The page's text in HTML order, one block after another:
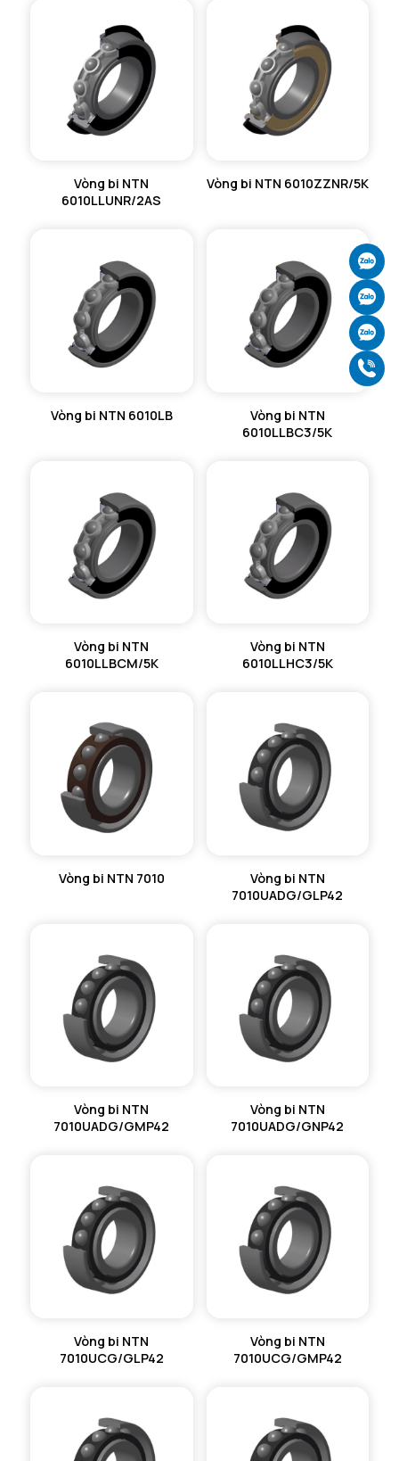
Vòng bi NTN
6010LLUNR/2AS
Vòng bi NTN 6010ZZNR/5K
Vòng bi NTN 6010LB
Vòng bi NTN
6010LLBC3/5K
Vòng bi NTN
6010LLBCM/5K
Vòng bi NTN
6010LLHC3/5K
Vòng bi NTN 7010
Vòng bi NTN
7010UADG/GLP42
Vòng bi NTN
7010UADG/GMP42
Vòng bi NTN
7010UADG/GNP42
Vòng bi NTN
7010UCG/GLP42
Vòng bi NTN
7010UCG/GMP42